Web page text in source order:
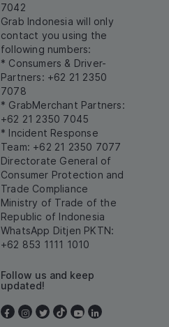
7042
Grab Indonesia will only
contact you using the
following numbers:
* Consumers & Driver-
Partners: +62 21 2350
7078
* GrabMerchant Partners:
+62 21 2350 7045
* Incident Response
Team: +62 21 2350 7077
Directorate General of
Consumer Protection and
Trade Compliance
Ministry of Trade of the
Republic of Indonesia
WhatsApp Ditjen PKTN:
+62 853 1111 1010
Follow us and keep
updated!